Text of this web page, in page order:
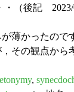
（後記 2023/
薄かったので
その観点か
,